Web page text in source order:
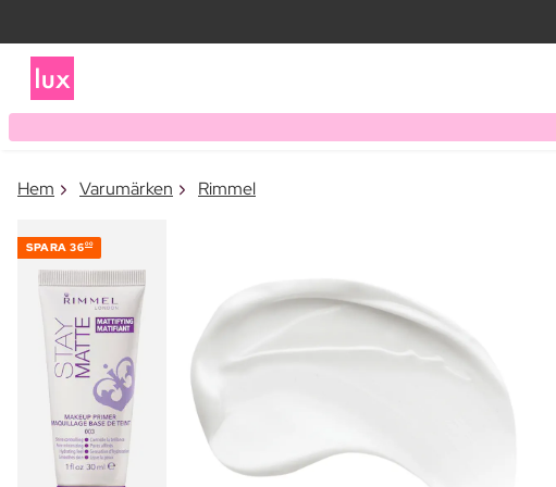
Hem Varumärken Rimmel
SPARA 3600